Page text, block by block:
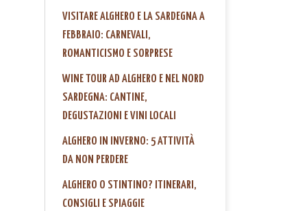
VISITARE ALGHERO E LA SARDEGNA A
FEBBRAIO: CARNEVALI,
ROMANTICISMO E SORPRESE
WINE TOUR AD ALGHERO E NEL NORD
SARDEGNA: CANTINE,
DEGUSTAZIONI E VINI LOCALI
ALGHERO IN INVERNO: 5 ATTIVITÀ
DA NON PERDERE
ALGHERO O STINTINO? ITINERARI,
CONSIGLI E SPIAGGIE